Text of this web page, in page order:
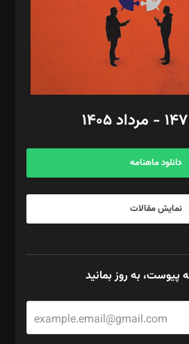
مانی لطفی زاده
ثابت
کاظمی‌نیا
دانلود ماهنامه
نمایش مقالات
پیوست، به روز بمانید